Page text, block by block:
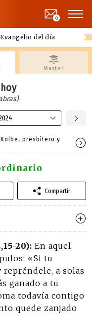
del día
0
Master
presbítero y
Compartir
20): En aquel
«Si tu
a solas
ganado a tu
todavía contigo
quede zanjado